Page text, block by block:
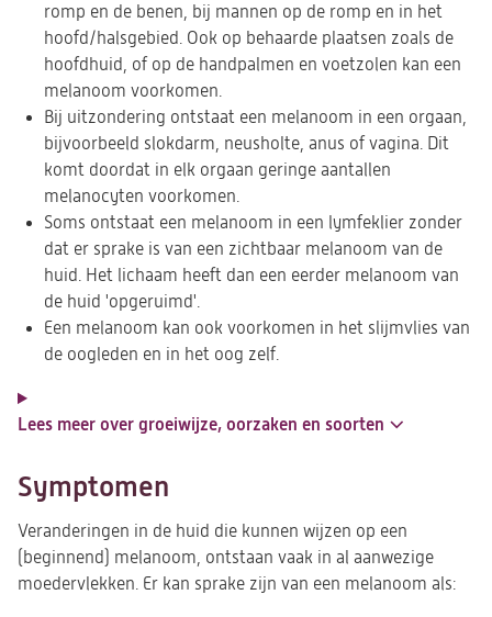
romp en de benen, bij mannen op de romp en in het
hoofd/halsgebied. Ook op behaarde plaatsen zoals de
hoofdhuid, of op de handpalmen en voetzolen kan een
melanoom voorkomen.
Bij uitzondering ontstaat een melanoom in een orgaan,
bijvoorbeeld slokdarm, neusholte, anus of vagina. Dit
komt doordat in elk orgaan geringe aantallen
melanocyten voorkomen.
Soms ontstaat een melanoom in een lymfeklier zonder
dat er sprake is van een zichtbaar melanoom van de
huid. Het lichaam heeft dan een eerder melanoom van
de huid 'opgeruimd'.
Een melanoom kan ook voorkomen in het slijmvlies van
de oogleden en in het oog zelf.
Lees meer over groeiwijze, oorzaken en soorten
Symptomen
Veranderingen in de huid die kunnen wijzen op een
(beginnend) melanoom, ontstaan vaak in al aanwezige
moedervlekken. Er kan sprake zijn van een melanoom als: